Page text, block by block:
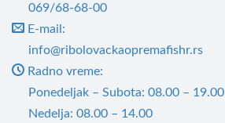
069/68-68-00
E-mail:
info@ribolovackaopremafishr.rs
Radno vreme:
Ponedeljak – Subota: 08.00 – 19.00
Nedelja: 08.00 – 14.00